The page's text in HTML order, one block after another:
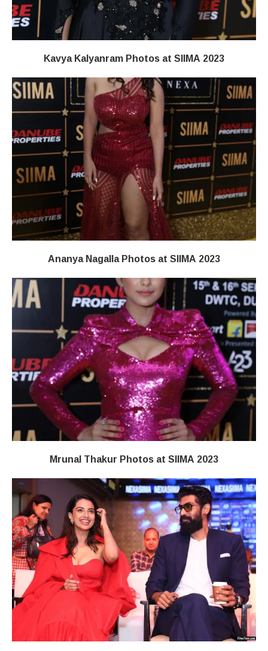
Kavya Kalyanram Photos at SIIMA 2023
Ananya Nagalla Photos at SIIMA 2023
Mrunal Thakur Photos at SIIMA 2023